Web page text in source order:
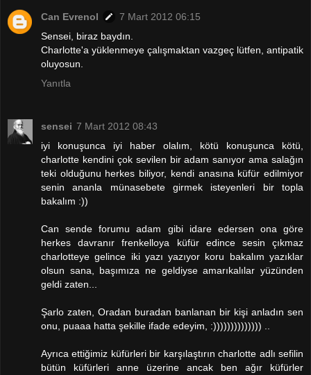
Can Evrenol
7 Mart 2012 06:15
Sensei, biraz baydın.
Charlotte'a yüklenmeye çalışmaktan vazgeç lütfen, antipatik
oluyosun.
Yanıtla
sensei 7 Mart 2012 08:43
iyi konuşunca iyi haber olalım, kötü konuşunca kötü,
charlotte kendini çok sevilen bir adam sanıyor ama salağın
teki olduğunu herkes biliyor, kendi anasına küfür edilmiyor
senin ananla münasebete girmek isteyenleri bir topla
bakalım :))
Can sende forumu adam gibi idare edersen ona göre
herkes davranır frenkelloya küfür edince sesin çıkmaz
charlotteye gelince iki yazı yazıyor koru bakalım yazıklar
olsun sana, başımıza ne geldiyse amarıkalılar yüzünden
geldi zaten...
Şarlo zaten, Oradan buradan banlanan bir kişi anladın sen
onu, puaaa hatta şekille ifade edeyim, :)))))))))))))) ..
Ayrıca ettiğimiz küfürleri bir karşılaştırın charlotte adlı sefilin
bütün küfürleri anne üzerine ancak ben ağır küfürler